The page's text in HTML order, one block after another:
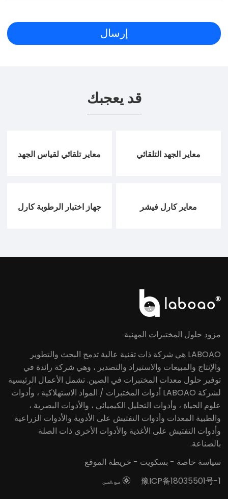
قد يعجبك
معاير تلقائي لقياس الجهد معاير الجهد التلقائي
جهاز اختبار الرطوبة كارل معاير كارل فيشر
مزود حلول المختبرات المهنية
LABOAO هي شركة ذات تقنية عالية تدمج البحث والتطوير
والإنتاج والمبيعات والاستيراد والتصدير ، وهي شركة رائدة في
توفير حلول معدات المختبرات في الصين. تشمل الأعمال الرئيسية
لشركة LABOAO أدوات المختبرات / المواد الاستهلاكية ، وأدوات
علوم الحياة ، وأدوات التحليل الكيميائي ، والأدوات البصرية ،
والطبية المعدات وأدوات التفتيش على الأدوية والأدوات الزراعية
وأدوات التفتيش على الأغذية والأدوات الأخرى ذات الصلة
بالصناعة.
سياسة خاصة - بسكويت - خريطة الموقع
豫ICP备18035501号-1
 صنع بالصين